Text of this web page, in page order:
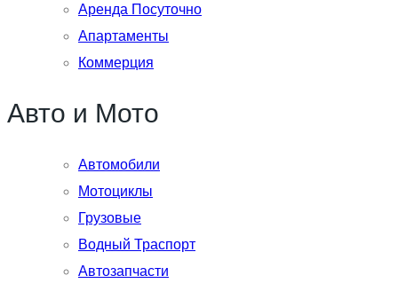
Аренда Посуточно
Апартаменты
Коммерция
Авто и Мото
Автомобили
Мотоциклы
Грузовые
Водный Траспорт
Автозапчасти